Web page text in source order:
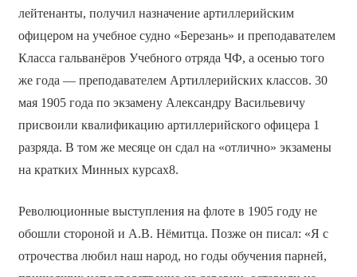
лейтенанты, получил назначение артиллерийским
офицером на учебное судно «Березань» и преподавателем
Класса гальванёров Учебного отряда ЧФ, а осенью того
же года — преподавателем Артиллерийских классов. 30
мая 1905 года по экзамену Александру Васильевичу
присвоили квалификацию артиллерийского офицера 1
разряда. В том же месяце он сдал на «отлично» экзамены
на кратких Минных курсах8.
Революционные выступления на флоте в 1905 году не
обошли стороной и А.В. Нёмитца. Позже он писал: «Я с
отрочества любил наш народ, но годы обучения парней,